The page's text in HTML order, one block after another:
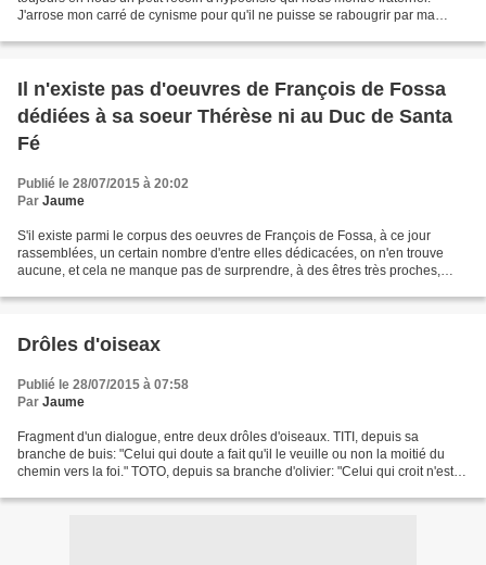
J'arrose mon carré de cynisme pour qu'il ne puisse se rabougrir par ma
Il n'existe pas d'oeuvres de François de Fossa
dédiées à sa soeur Thérèse ni au Duc de Santa
Fé
Publié le 28/07/2015 à 20:02
Par Jaume
S'il existe parmi le corpus des oeuvres de François de Fossa, à ce jour
rassemblées, un certain nombre d'entre elles dédicacées, on n'en trouve
aucune, et cela ne manque pas de surprendre, à des êtres très proches,
Drôles d'oiseax
Publié le 28/07/2015 à 07:58
Par Jaume
Fragment d'un dialogue, entre deux drôles d'oiseaux. TITI, depuis sa
branche de buis: "Celui qui doute a fait qu'il le veuille ou non la moitié du
chemin vers la foi." TOTO, depuis sa branche d'olivier: "Celui qui croit n'est